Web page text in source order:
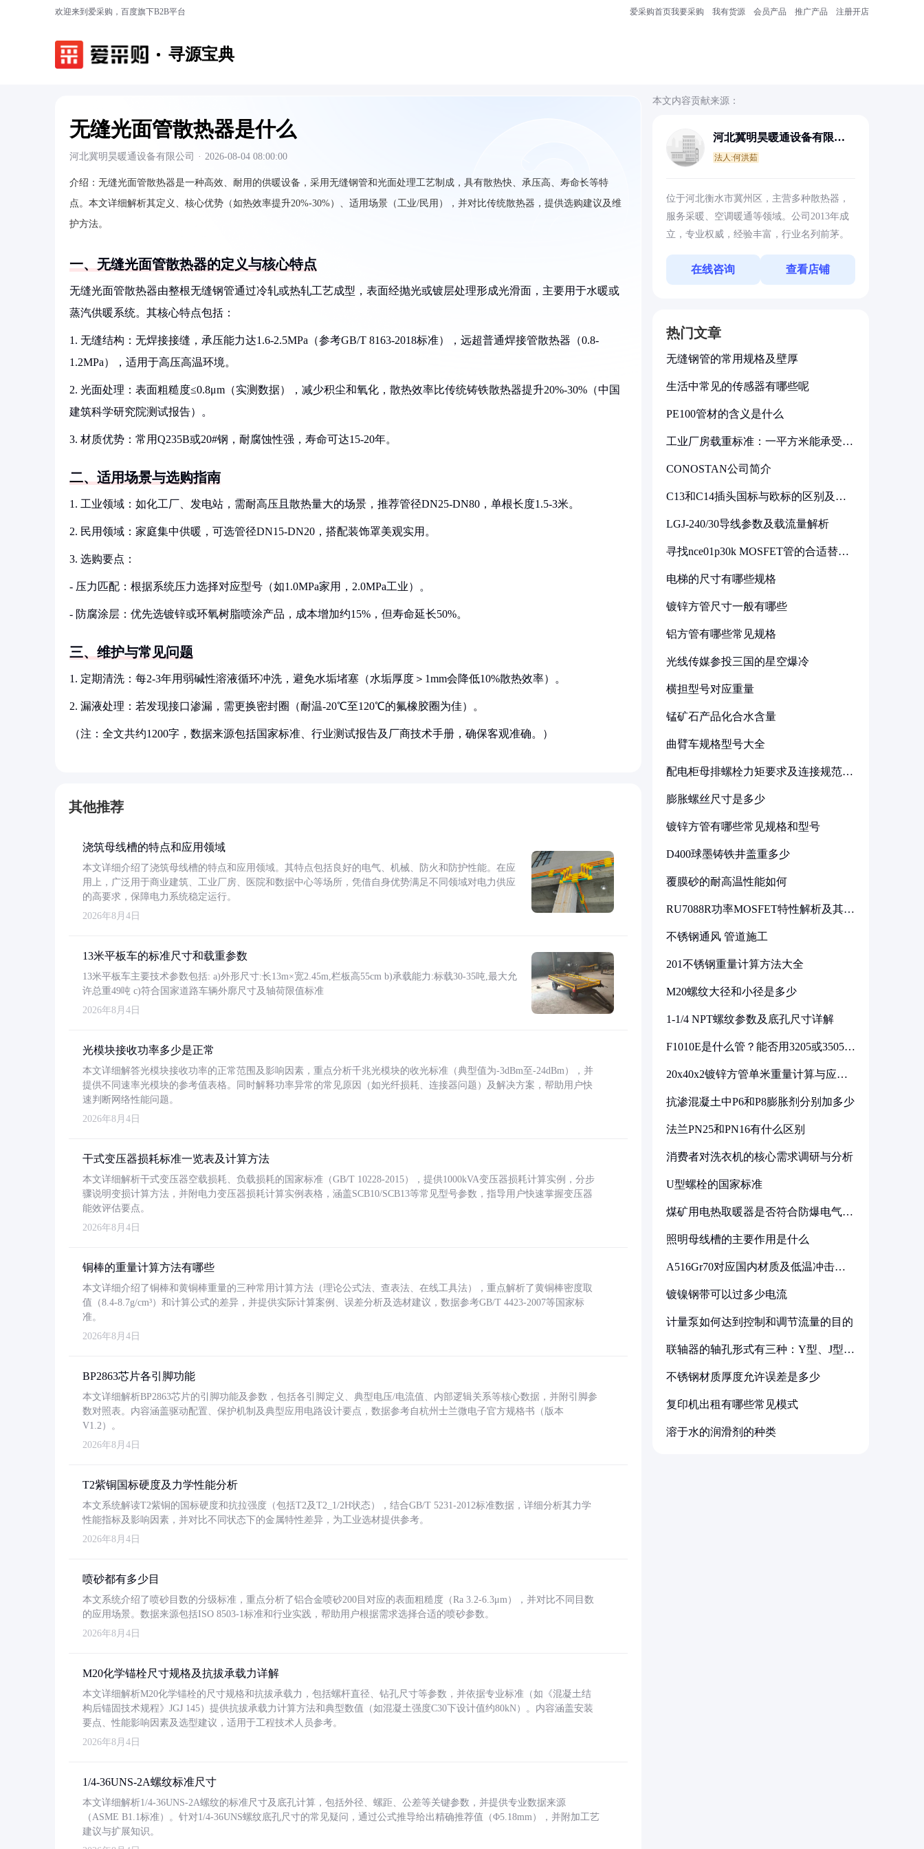
欢迎来到爱采购，百度旗下B2B平台 爱采购首页我要采购 我有货源 会员产品 推广产品 注册开店
寻源宝典
无缝光面管散热器是什么
河北冀明昊暖通设备有限公司 · 2026-08-04 08:00:00
介绍： 无缝光面管散热器是一种高效、耐用的供暖设备，采用无缝钢管和光面处理工艺制成，具有散热快、承压高、寿命长等特
点。本文详细解析其定义、核心优势（如热效率提升20%-30%）、适用场景（工业/民用），并对比传统散热器，提供选购建议及维
护方法。
一、无缝光面管散热器的定义与核心特点
无缝光面管散热器由整根无缝钢管通过冷轧或热轧工艺成型，表面经抛光或镀层处理形成光滑面，主要用于水暖或
蒸汽供暖系统。其核心特点包括：
1. 无缝结构：无焊接接缝，承压能力达1.6-2.5MPa（参考GB/T 8163-2018标准），远超普通焊接管散热器（0.8-
1.2MPa），适用于高压高温环境。
2. 光面处理：表面粗糙度≤0.8μm（实测数据），减少积尘和氧化，散热效率比传统铸铁散热器提升20%-30%（中国
建筑科学研究院测试报告）。
3. 材质优势：常用Q235B或20#钢，耐腐蚀性强，寿命可达15-20年。
二、适用场景与选购指南
1. 工业领域：如化工厂、发电站，需耐高压且散热量大的场景，推荐管径DN25-DN80，单根长度1.5-3米。
2. 民用领域：家庭集中供暖，可选管径DN15-DN20，搭配装饰罩美观实用。
3. 选购要点：
- 压力匹配：根据系统压力选择对应型号（如1.0MPa家用，2.0MPa工业）。
- 防腐涂层：优先选镀锌或环氧树脂喷涂产品，成本增加约15%，但寿命延长50%。
三、维护与常见问题
1. 定期清洗：每2-3年用弱碱性溶液循环冲洗，避免水垢堵塞（水垢厚度＞1mm会降低10%散热效率）。
2. 漏液处理：若发现接口渗漏，需更换密封圈（耐温-20℃至120℃的氟橡胶圈为佳）。
（注：全文共约1200字，数据来源包括国家标准、行业测试报告及厂商技术手册，确保客观准确。）
其他推荐
浇筑母线槽的特点和应用领域
本文详细介绍了浇筑母线槽的特点和应用领域。其特点包括良好的电气、机械、防火和防护性能。在应
用上，广泛用于商业建筑、工业厂房、医院和数据中心等场所，凭借自身优势满足不同领域对电力供应
的高要求，保障电力系统稳定运行。
2026年8月4日
13米平板车的标准尺寸和载重参数
13米平板车主要技术参数包括: a)外形尺寸:长13m×宽2.45m,栏板高55cm b)承载能力:标载30-35吨,最大允
许总重49吨 c)符合国家道路车辆外廓尺寸及轴荷限值标准
2026年8月4日
光模块接收功率多少是正常
本文详细解答光模块接收功率的正常范围及影响因素，重点分析千兆光模块的收光标准（典型值为-3dBm至-24dBm），并
提供不同速率光模块的参考值表格。同时解释功率异常的常见原因（如光纤损耗、连接器问题）及解决方案，帮助用户快
速判断网络性能问题。
2026年8月4日
干式变压器损耗标准一览表及计算方法
本文详细解析干式变压器空载损耗、负载损耗的国家标准（GB/T 10228-2015），提供1000kVA变压器损耗计算实例，分步
骤说明变损计算方法，并附电力变压器损耗计算实例表格，涵盖SCB10/SCB13等常见型号参数，指导用户快速掌握变压器
能效评估要点。
2026年8月4日
铜棒的重量计算方法有哪些
本文详细介绍了铜棒和黄铜棒重量的三种常用计算方法（理论公式法、查表法、在线工具法），重点解析了黄铜棒密度取
值（8.4-8.7g/cm³）和计算公式的差异，并提供实际计算案例、误差分析及选材建议，数据参考GB/T 4423-2007等国家标
准。
2026年8月4日
BP2863芯片各引脚功能
本文详细解析BP2863芯片的引脚功能及参数，包括各引脚定义、典型电压/电流值、内部逻辑关系等核心数据，并附引脚参
数对照表。内容涵盖驱动配置、保护机制及典型应用电路设计要点，数据参考自杭州士兰微电子官方规格书（版本
V1.2）。
2026年8月4日
T2紫铜国标硬度及力学性能分析
本文系统解读T2紫铜的国标硬度和抗拉强度（包括T2及T2_1/2H状态），结合GB/T 5231-2012标准数据，详细分析其力学
性能指标及影响因素，并对比不同状态下的金属特性差异，为工业选材提供参考。
2026年8月4日
喷砂都有多少目
本文系统介绍了喷砂目数的分级标准，重点分析了铝合金喷砂200目对应的表面粗糙度（Ra 3.2-6.3μm），并对比不同目数
的应用场景。数据来源包括ISO 8503-1标准和行业实践，帮助用户根据需求选择合适的喷砂参数。
2026年8月4日
M20化学锚栓尺寸规格及抗拔承载力详解
本文详细解析M20化学锚栓的尺寸规格和抗拔承载力，包括螺杆直径、钻孔尺寸等参数，并依据专业标准（如《混凝土结
构后锚固技术规程》JGJ 145）提供抗拔承载力计算方法和典型数值（如混凝土强度C30下设计值约80kN）。内容涵盖安装
要点、性能影响因素及选型建议，适用于工程技术人员参考。
2026年8月4日
1/4-36UNS-2A螺纹标准尺寸
本文详细解析1/4-36UNS-2A螺纹的标准尺寸及底孔计算，包括外径、螺距、公差等关键参数，并提供专业数据来源
（ASME B1.1标准）。针对1/4-36UNS螺纹底孔尺寸的常见疑问，通过公式推导给出精确推荐值（Φ5.18mm），并附加工艺
建议与扩展知识。
本文内容贡献来源：
河北冀明昊暖通设备有限公
法人:何洪茹
位于河北衡水市冀州区，主营多种散热器，
服务采暖、空调暖通等领域。公司2013年成
立，专业权威，经验丰富，行业名列前茅。
在线咨询 查看店铺
热门文章
无缝钢管的常用规格及壁厚
生活中常见的传感器有哪些呢
PE100管材的含义是什么
工业厂房载重标准：一平方米能承受多
CONOSTAN公司简介
C13和C14插头国标与欧标的区别及其
LGJ-240/30导线参数及载流量解析
寻找nce01p30k MOSFET管的合适替代
电梯的尺寸有哪些规格
镀锌方管尺寸一般有哪些
铝方管有哪些常见规格
光线传媒参投三国的星空爆冷
横担型号对应重量
锰矿石产品化合水含量
曲臂车规格型号大全
配电柜母排螺栓力矩要求及连接规范详
膨胀螺丝尺寸是多少
镀锌方管有哪些常见规格和型号
D400球墨铸铁井盖重多少
覆膜砂的耐高温性能如何
RU7088R功率MOSFET特性解析及其在
不锈钢通风 管道施工
201不锈钢重量计算方法大全
M20螺纹大径和小径是多少
1-1/4 NPT螺纹参数及底孔尺寸详解
F1010E是什么管？能否用3205或3505代
20x40x2镀锌方管单米重量计算与应用
抗渗混凝土中P6和P8膨胀剂分别加多少
法兰PN25和PN16有什么区别
消费者对洗衣机的核心需求调研与分析
U型螺栓的国家标准
煤矿用电热取暖器是否符合防爆电气设
照明母线槽的主要作用是什么
A516Gr70对应国内材质及低温冲击要
镀镍钢带可以过多少电流
计量泵如何达到控制和调节流量的目的
联轴器的轴孔形式有三种：Y型、J型、
不锈钢材质厚度允许误差是多少
复印机出租有哪些常见模式
溶于水的润滑剂的种类